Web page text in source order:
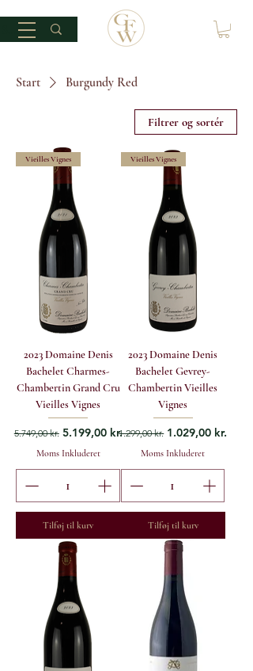
Start Burgundy Red
Filtrer og sortér
Vieilles Vignes
2023 Domaine Denis
Bachelet Charmes-
Chambertin Grand Cru
Vieilles Vignes
Regulær pris
5.749,00 kr. Salgspris
5.199,00 kr.
Moms Inkluderet
Tilføj til kurv
Vieilles Vignes
2023 Domaine Denis
Bachelet Gevrey-
Chambertin Vieilles
Vignes
Regulær pris
1.299,00 kr. Salgspris
1.029,00 kr.
Moms Inkluderet
Tilføj til kurv